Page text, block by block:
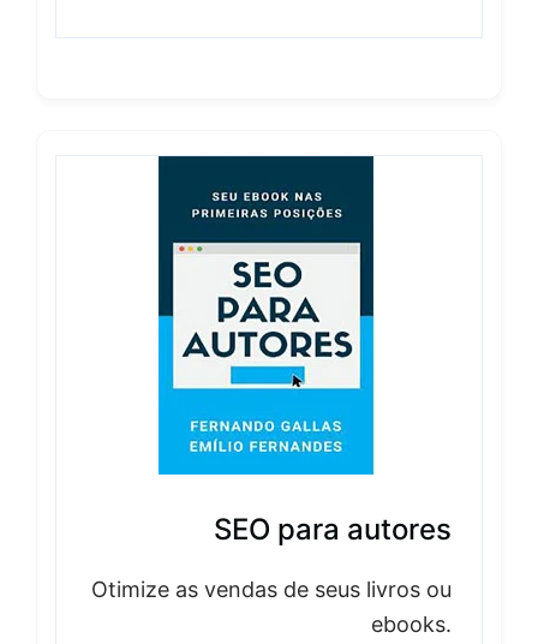
SEO para autores
Otimize as vendas de seus livros ou
ebooks.